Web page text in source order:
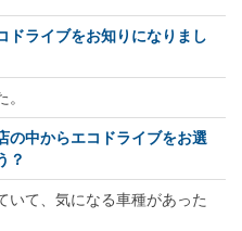
ドライブをお知りになりまし
の中からエコドライブをお選
？
いて、気になる車種があった